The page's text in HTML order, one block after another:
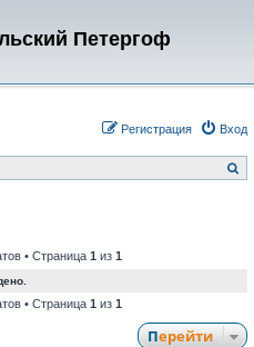
Петергоф
Вход
Регистрация
о
• Страница 1 из 1
• Страница 1 из 1
Перейти